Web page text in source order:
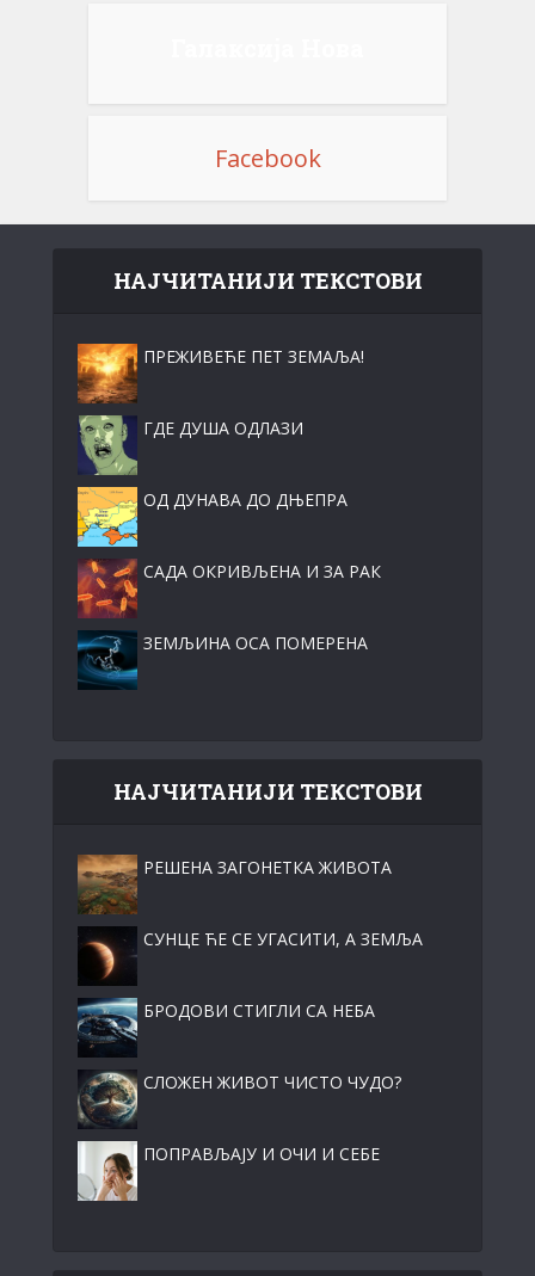
Facebook
НАЈЧИТАНИЈИ ТЕКСТОВИ
ПРЕЖИВЕЋЕ ПЕТ ЗЕМАЉА!
ГДЕ ДУША ОДЛАЗИ
ОД ДУНАВА ДО ДЊЕПРА
САДА ОКРИВЉЕНА И ЗА РАК
ЗЕМЉИНА ОСА ПОМЕРЕНА
НАЈЧИТАНИЈИ ТЕКСТОВИ
РЕШЕНА ЗАГОНЕТКА ЖИВОТА
СУНЦЕ ЋЕ СЕ УГАСИТИ, А ЗЕМЉА
БРОДОВИ СТИГЛИ СА НЕБА
СЛОЖЕН ЖИВОТ ЧИСТО ЧУДО?
ПОПРАВЉАЈУ И ОЧИ И СЕБЕ